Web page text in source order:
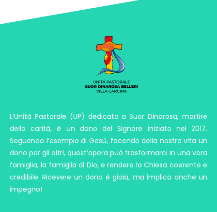
L’Unità Pastorale (UP) dedicata a Suor Dinarosa, martire
della carità, è un dono del Signore iniziato nel 2017.
Seguendo l’esempio di Gesù, facendo della nostra vita un
dono per gli altri, quest’opera può trasformarci in una vera
famiglia, la famiglia di Dio, e rendere la Chiesa coerente e
credibile. Ricevere un dono è gioia, ma implica anche un
impegno!